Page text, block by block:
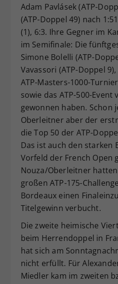
Adam Pavlásek (ATP-
(ATP-Doppel 49) nach
(1), 6:3. Ihre Gegner im
im Semifinale: Die
Simone Bolelli (ATP-
Vavassori (ATP-Doppel
ATP-Masters-1000-
sowie das ATP-500-
gewonnen haben. Schon
Oberleitner aber der
die Top 50 der ATP-
Das ist auch den starken
Vorfeld der French Open
Nouza/Oberleitner
großen ATP-175-
Bordeaux einen
Titelgewinn verbucht.
Die zweite heimische
beim Herrendoppel in
hat sich am
nicht erfüllt. Für
Miedler kam im zweiten